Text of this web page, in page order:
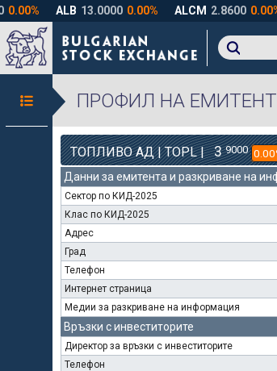
ПРОФИЛ НА ЕМИТЕНТ
ТОПЛИВО АД | TOPL | 3 9000
Данни за емитента и разкриване на
Сектор по КИД-2025
Клас по КИД-2025
Адрес
Град
Телефон
Интернет страница
Медии за разкриване на информация
Връзки с инвеститорите
Директор за връзки с инвеститорите
Телефон